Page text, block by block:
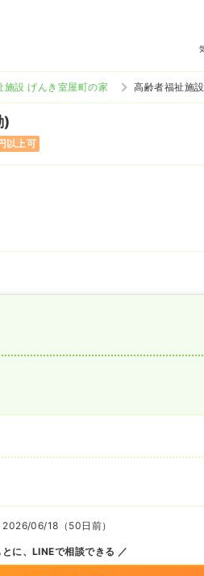
施設 げんき室屋町の家 高齢者福祉施
)
以上可
2026/06/18（50日前）
に、LINEで相談できる